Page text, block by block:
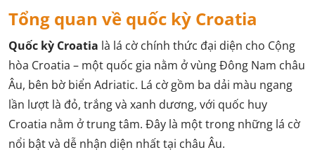
Tổng quan về quốc kỳ Croatia
Quốc kỳ Croatia là lá cờ chính thức đại diện cho Cộng
hòa Croatia – một quốc gia nằm ở vùng Đông Nam châu
Âu, bên bờ biển Adriatic. Lá cờ gồm ba dải màu ngang
lần lượt là đỏ, trắng và xanh dương, với quốc huy
Croatia nằm ở trung tâm. Đây là một trong những lá cờ
nổi bật và dễ nhận diện nhất tại châu Âu.